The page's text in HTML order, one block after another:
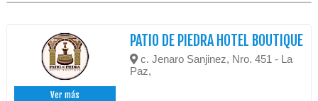
Ver más
PATIO DE PIEDRA HOTEL BOUTIQUE
c. Jenaro Sanjinez, Nro. 451 - La
Paz,